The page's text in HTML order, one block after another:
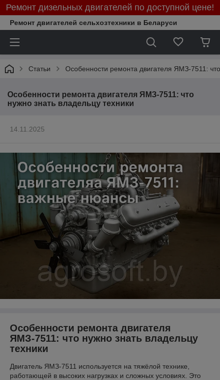
Ремонт дизельных двигателей по доступной цене!
Ремонт двигателей сельхозтехники в Беларуси
Статьи Особенности ремонта двигателя ЯМЗ-7511:
Особенности ремонта двигателя ЯМЗ-7511: что
нужно знать владельцу техники
14.11.2025
Особенности ремонта двигателя
ЯМЗ-7511: что нужно знать владельцу
техники
Двигатель ЯМЗ-7511 используется на тяжёлой технике,
работающей в высоких нагрузках и сложных условиях. Это